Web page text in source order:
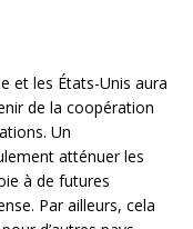
et les États-Unis aura
de la coopération
Un
atténuer les
à de futures
Par ailleurs, cela